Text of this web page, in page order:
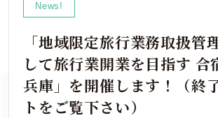
News!
「地域限定旅行業務取扱管
して旅行業開業を目指す
兵庫」を開催します！（終
トをご覧下さい）